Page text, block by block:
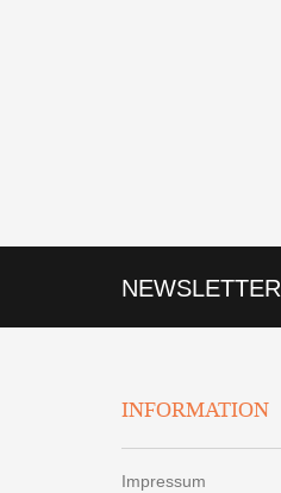
NEWSLETTER
INFORMATION
Impressum